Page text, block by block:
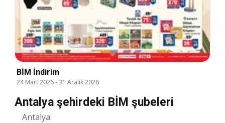
BİM İndirim
24 Mart 2026-31 Aralık 2026
Antalya şehirdeki BİM şubeleri
Antalya